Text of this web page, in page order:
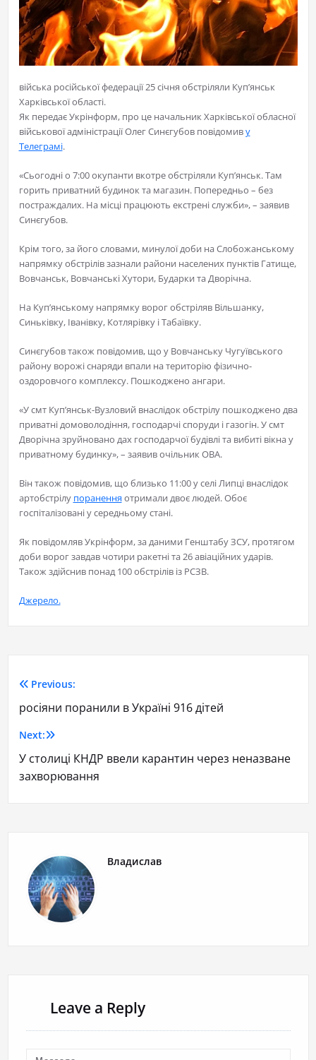
війська російської федерації 25 січня обстріляли Куп’янськ
Харківської області.
Як передає Укрінформ, про це начальник Харківської обласної
військової адміністрації Олег Синєгубов повідомиву
Телеграмі.
«Сьогодні о 7:00 окупанти вкотре обстріляли Куп’янськ. Там
горить приватний будинок та магазин. Попередньо – без
постраждалих. На місці працюють екстрені служби», – заявив
Синєгубов.
Крім того, за його словами, минулої доби на Слобожанському
напрямку обстрілів зазнали райони населених пунктів Гатище,
Вовчанськ, Вовчанські Хутори, Бударки та Дворічна.
На Куп’янському напрямку ворог обстріляв Вільшанку,
Синьківку, Іванівку, Котлярівку і Табаївку.
Синєгубов також повідомив, що у Вовчанську Чугуївського
району ворожі снаряди впали на територію фізично-
оздоровчого комплексу. Пошкоджено ангари.
«У смт Куп’янськ-Вузловий внаслідок обстрілу пошкоджено два
приватні домоволодіння, господарчі споруди і газогін. У смт
Дворічна зруйновано дах господарчої будівлі та вибиті вікна у
приватному будинку», – заявив очільник ОВА.
Він також повідомив, що близько 11:00 у селі Липці внаслідок
артобстрілу поранення отримали двоє людей. Обоє
госпіталізовані у середньому стані.
Як повідомляв Укрінформ, за даними Генштабу ЗСУ, протягом
доби ворог завдав чотири ракетні та 26 авіаційних ударів.
Також здійснив понад 100 обстрілів із РСЗВ.
Джерело.
Previous:
росіяни поранили в Україні 916 дітей
Next:
У столиці КНДР ввели карантин через неназване
захворювання
Владислав
Leave a Reply